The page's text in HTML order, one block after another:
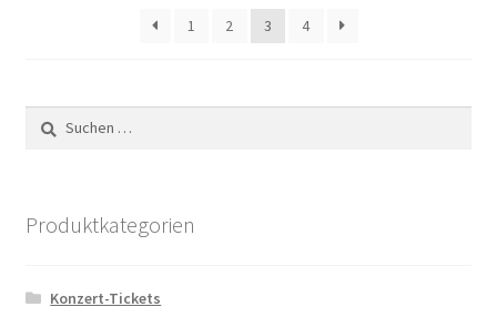
1 2 3 4
Suchen
nach:
Produktkategorien
Konzert-Tickets